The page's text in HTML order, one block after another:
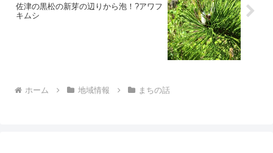
佐津の黒松の新芽の辺りから泡！?アワフ
キムシ
ホーム 地域情報 まちの話